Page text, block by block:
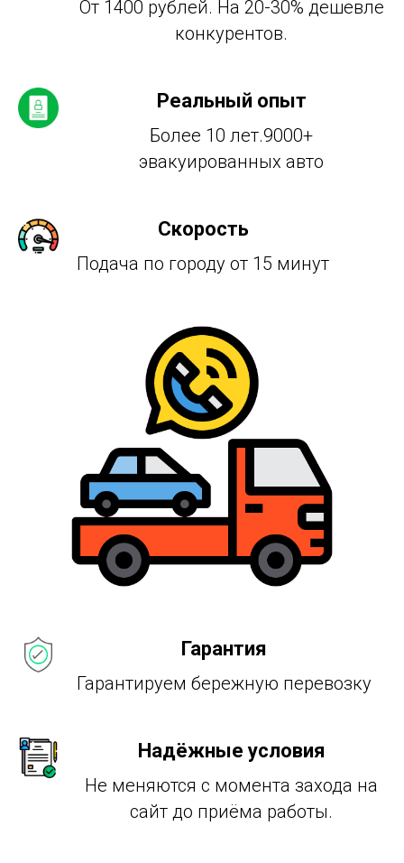
От 1400 рублей. На 20-30% дешевле
конкурентов.
Реальный опыт
Более 10 лет.9000+
эвакуированных авто
Скорость
Подача по городу от 15 минут
Гарантия
Гарантируем бережную перевозку
Надёжные условия
Не меняются с момента захода на
сайт до приёма работы.